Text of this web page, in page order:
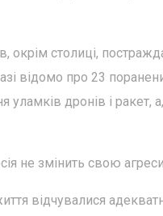
окрім столиці,
відомо про 23
уламків дронів і
не змінить свою
відчувалися